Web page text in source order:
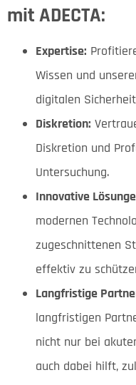
mit ADECTA:
Expertise:
Wissen und
digitalen
Diskretion:
Diskretion und
Untersuchung.
Innovative
modernen
zugeschnittenen
effektiv zu
Langfristige
langfristigen
nicht nur bei
auch dabei hilft,